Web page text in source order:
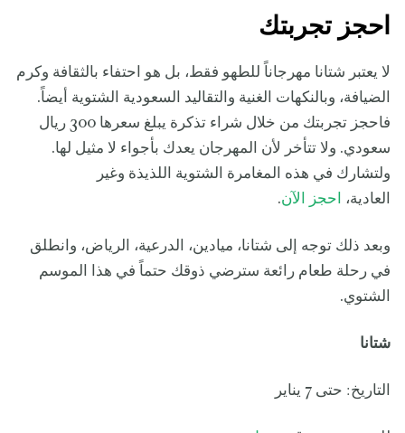
احجز تجربتك
لا يعتبر شتانا مهرجاناً للطهو فقط، بل هو احتفاء بالثقافة وكرم
الضيافة، وبالنكهات الغنية والتقاليد السعودية الشتوية أيضاً.
فاحجز تجربتك من خلال شراء تذكرة يبلغ سعرها 300 ريال
سعودي. ولا تتأخر لأن المهرجان يعدك بأجواء لا مثيل لها.
ولتشارك في هذه المغامرة الشتوية اللذيذة وغير
العادية،
احجز الآن.
وبعد ذلك توجه إلى شتانا، ميادين، الدرعية، الرياض، وانطلق
في رحلة طعام رائعة سترضي ذوقك حتماً في هذا الموسم
الشتوي.
شتانا
التاريخ: حتى 7 يناير